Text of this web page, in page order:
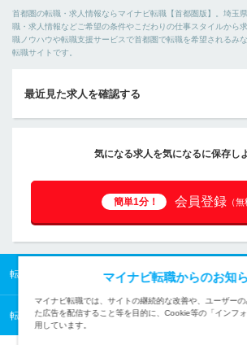
首都圏の転職・求人情報ならマイナビ転職【首都圏版】。埼玉
職・求人情報などご希望の条件やこだわりの仕事スタイルから
職ノウハウや転職支援サービスで首都圏で転職を希望されるみ
転職サイトです。
最近見た求人を確認する
気になる求人を気になるに保存し
簡単1分！ 会員登録 （無
転職TOP 首都圏の転職・求人情報TOP 埼玉県の
転職TOP 業種から探す 公的機関の転職・求人情
マイナビ転職からのお知
マイナビ転職では、サイトの継続的な改善や、ユーザー
た広告を配信すること等を目的に、Cookie等の「インフ
用しています。